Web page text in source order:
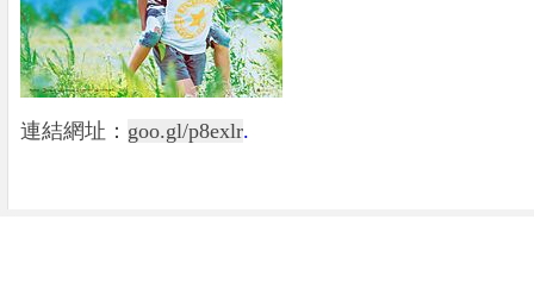
連結網址： goo.gl/p8exlr.